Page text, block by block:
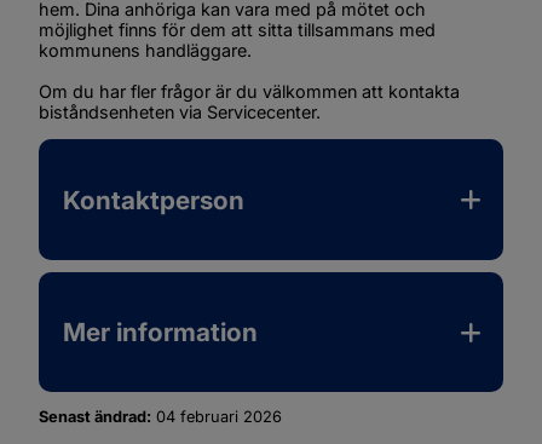
hem. Dina anhöriga kan vara med på mötet och
möjlighet finns för dem att sitta tillsammans med
kommunens handläggare.
Om du har fler frågor är du välkommen att kontakta
biståndsenheten via Servicecenter.
Kontaktperson
Mer information
Senast ändrad: 04 februari 2026